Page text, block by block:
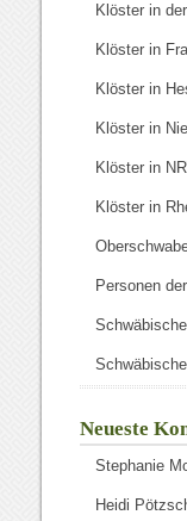
Klöster in
Klöster in
Klöster in
Klöster in
Klöster in
Klöster in
Personen
Neueste
Stephanie
Heidi